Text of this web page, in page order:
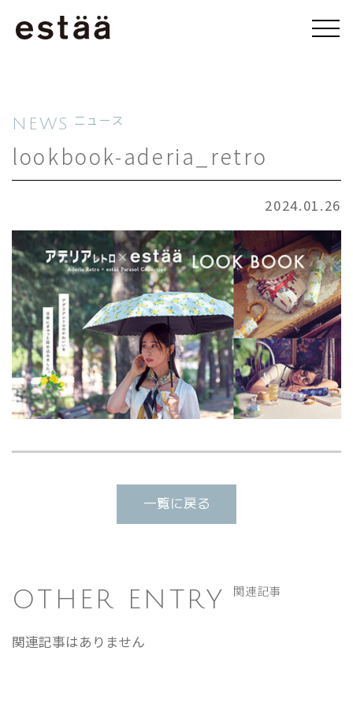
NEWS ニュース
lookbook-aderia_retro
2024.01.26
一覧に戻る
OTHER ENTRY 関連記事
関連記事はありません